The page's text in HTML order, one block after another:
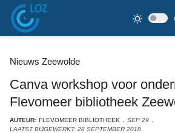
Nieuws Zeewolde
Canva workshop voor
Flevomeer bibliotheek
AUTEUR: FLEVOMEER BIBLIOTHEEK
SEP 29
LAATST BIJGEWERKT: 28 SEPTEMBER 2018